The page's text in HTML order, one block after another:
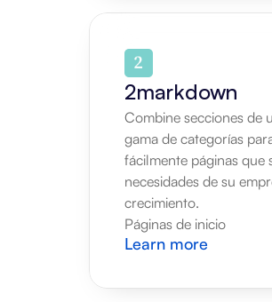
2markdown
Combine secciones de
gama de categorías
fácilmente páginas que
necesidades de su
crecimiento.
Páginas de inicio
Learn more